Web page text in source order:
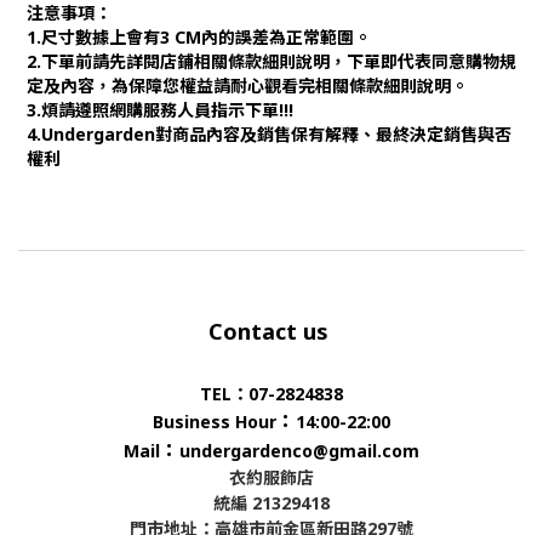
注意事項：
1.尺寸數據上會有3 CM內的誤差為正常範圍。
2.下單前請先詳閱店鋪相關條款細則說明，下單即代表同意購物規
定及內容，為保障您權益請耐心觀看完相關條款細則說明。
3.煩請遵照網購服務人員指示下單!!!
4.Undergarden對商品內容及銷售保有解釋、最終決定銷售與否
權利
Contact us
TEL：07-2824838
Business Hour ： 14:00-22:00
Mail ： undergardenco@gmail.com
衣約服飾店
統編 21329418
門市地址：高雄市前金區新田路297號